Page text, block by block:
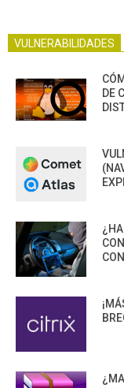
VULNERABILIDADES
DE